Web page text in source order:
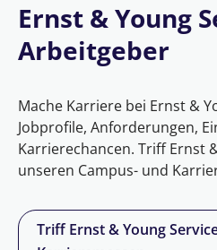
Ernst & Young
Arbeitgeber
Mache Karriere bei Ernst &
Jobprofile, Anforderungen,
Karrierechancen. Triff Ernst
unseren Campus- und
Triff Ernst & Young